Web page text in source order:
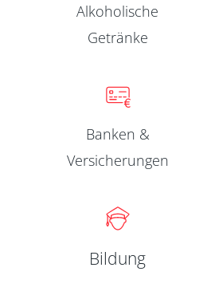
Alkoholische
Getränke
Banken &
Versicherungen
Bildung